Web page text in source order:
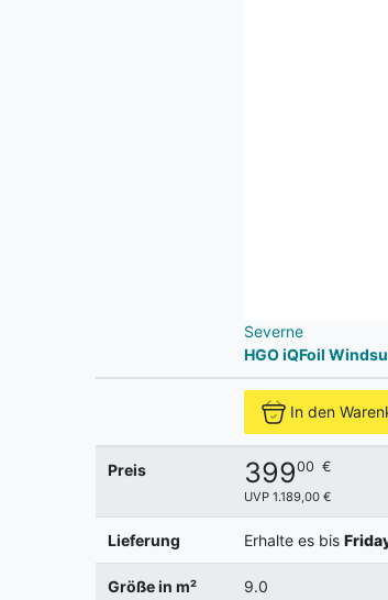
Severne
HGO iQFoil
In den
Preis 39900 €
UVP 1.189,00 €
Lieferung Erhalte es bis
Größe in m² 9.0